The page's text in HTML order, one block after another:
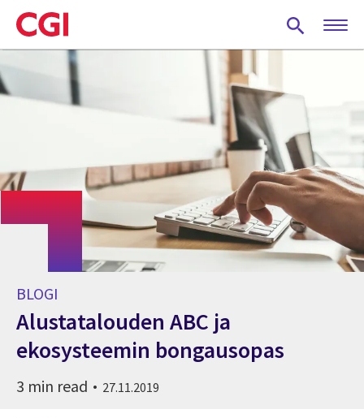
Skip
to
main
BLOGI
Alustatalouden ABC ja
ekosysteemin bongausopas
3 min read 27.11.2019